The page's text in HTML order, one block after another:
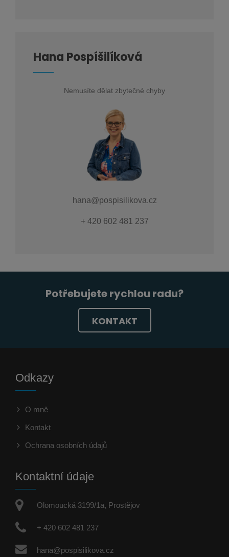
Hana Pospíšilíková
Nemusíte dělat zbytečné chyby
hana@pospisilikova.cz
+ 420 602 481 237
Potřebujete rychlou radu?
KONTAKT
Odkazy
O mně
Kontakt
Ochrana osobních údajů
Kontaktní údaje
Olomoucká 3199/1a, Prostějov
+ 420 602 481 237
hana@pospisilikova.cz